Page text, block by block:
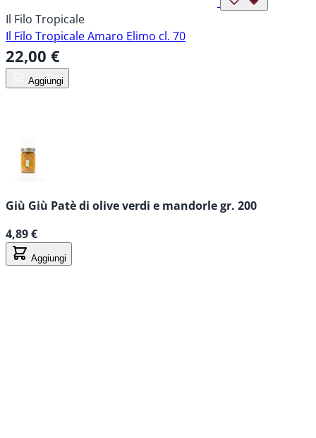
Il Filo Tropicale
Il Filo Tropicale Amaro Elimo cl. 70
22,00 €
Aggiungi
Giù Giù Patè di olive verdi e mandorle gr. 200
4,89 €
Aggiungi